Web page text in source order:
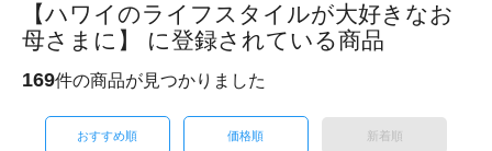
【ハワイのライフスタイルが大好きなお
母さまに】 に登録されている商品
169件の商品が見つかりました
おすすめ順 価格順 新着順